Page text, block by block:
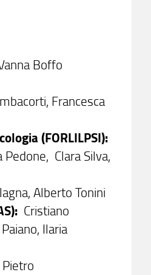
Boffo
Francesca
(FORLILPSI):
Clara Silva,
Alberto Tonini
Cristiano
Ilaria